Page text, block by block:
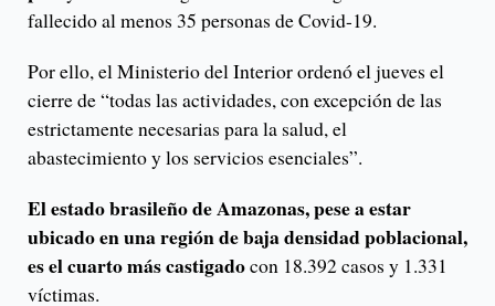
fallecido al menos 35 personas de Covid-19.
Por ello, el Ministerio del Interior ordenó el jueves el
cierre de “todas las actividades, con excepción de las
estrictamente necesarias para la salud, el
abastecimiento y los servicios esenciales”.
El estado brasileño de Amazonas, pese a estar
ubicado en una región de baja densidad poblacional,
es el cuarto más castigadocon 18.392 casos y 1.331
víctimas.